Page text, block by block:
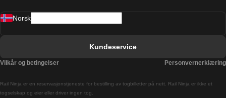
Budapest Prague Tog
Rail Ninja er en reservasjons­tjeneste for bestilling av togbilletter på nett. Rail Ninja er ikke et
togselskap og eier eller driver ingen tog.
Norsk
Kundeservice
Vilkår og betingelser Personvernerklæring